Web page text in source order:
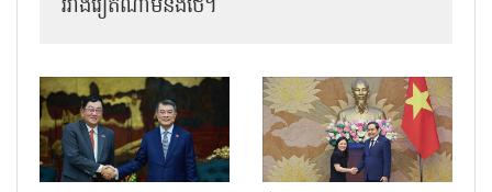
រវាងវៀតណាមនិងថៃ។